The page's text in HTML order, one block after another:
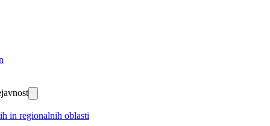
in regionalnih oblasti